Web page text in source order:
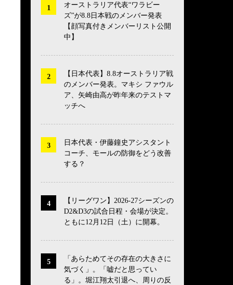
オーストラリア代表“ワラビー
ズ”が8.8日本戦のメンバー発表
【顔写真付きメンバーリスト公開
中】
【日本代表】8.8オーストラリア戦
のメンバー発表。マキシ ファウル
ア、矢崎由高が昨年来のテストマ
ッチへ
日本代表・伊藤鐘史アシスタント
コーチ、モールの防御をどう改善
する？
【リーグワン】2026-27シーズンの
D2&D3の試合日程・会場が決定。
ともに12月12日（土）に開幕。
「あらためてその存在の大きさに
気づく」。「嘘だと思ってい
る」。堀江翔太引退へ、周りの反